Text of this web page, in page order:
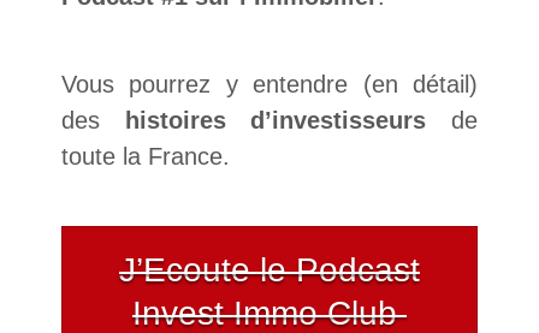
Vous pourrez y entendre (en détail)
des histoires d’investisseurs de
toute la France.
J’Ecoute le Podcast
Invest Immo Club